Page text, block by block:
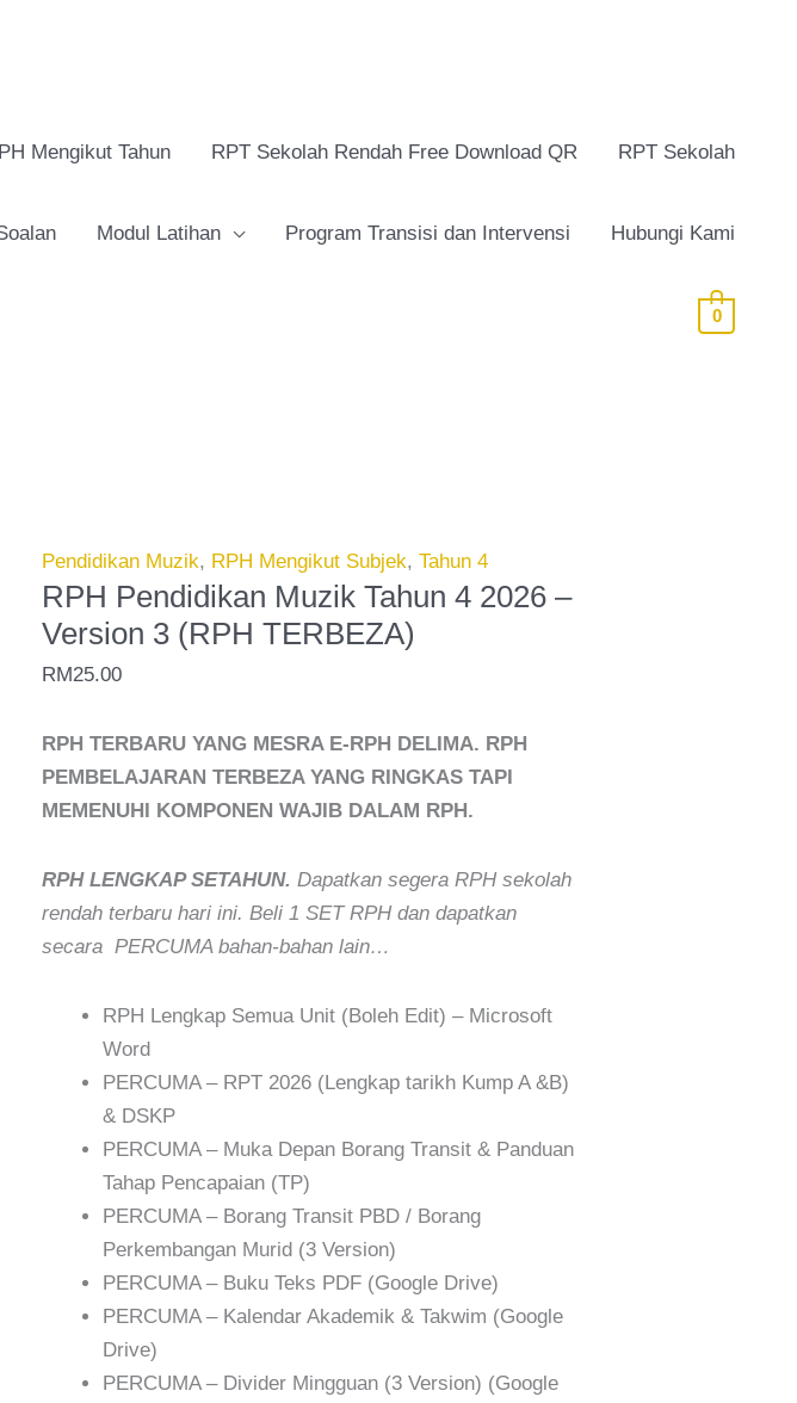
Mengikut Tahun RPT Sekolah Rendah Free Download QR RPT Sekolah
Modul Latihan Program Transisi dan Intervensi Hubungi Kami
0
Pendidikan Muzik, RPH Mengikut Subjek, Tahun 4
RPH Pendidikan Muzik Tahun 4 2026 –
Version 3 (RPH TERBEZA)
RM25.00
RPH TERBARU YANG MESRA E-RPH DELIMA. RPH
PEMBELAJARAN TERBEZA YANG RINGKAS TAPI
MEMENUHI KOMPONEN WAJIB DALAM RPH.
RPH LENGKAP SETAHUN. Dapatkan segera RPH sekolah
rendah terbaru hari ini. Beli 1 SET RPH dan dapatkan
secara PERCUMA bahan-bahan lain…
RPH Lengkap Semua Unit (Boleh Edit) – Microsoft
Word
PERCUMA – RPT 2026 (Lengkap tarikh Kump A &B)
& DSKP
PERCUMA – Muka Depan Borang Transit & Panduan
Tahap Pencapaian (TP)
PERCUMA – Borang Transit PBD / Borang
Perkembangan Murid (3 Version)
PERCUMA – Buku Teks PDF (Google Drive)
PERCUMA – Kalendar Akademik & Takwim (Google
Drive)
PERCUMA – Divider Mingguan (3 Version) (Google
Tahun
4
2026
Version
(RPH
TERBEZA)
quantity